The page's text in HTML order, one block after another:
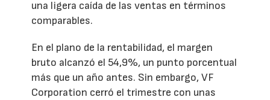
una ligera caída de las ventas en términos
comparables.
En el plano de la rentabilidad, el margen
bruto alcanzó el 54,9%, un punto porcentual
más que un año antes. Sin embargo, VF
Corporation cerró el trimestre con unas